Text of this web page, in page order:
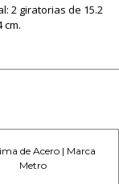
2 giratorias de 15.2
cm.